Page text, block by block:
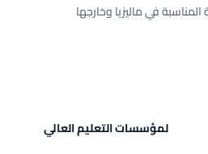
في ماليزيا وخارجها
لمؤسسات التعليم العالي